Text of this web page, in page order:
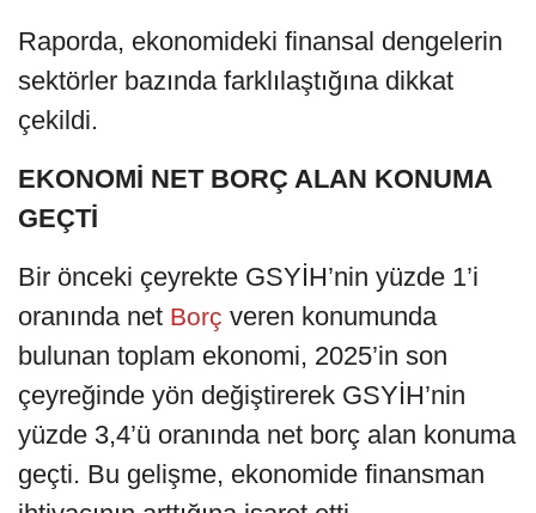
Raporda, ekonomideki finansal dengelerin
sektörler bazında farklılaştığına dikkat
çekildi.
EKONOMİ NET BORÇ ALAN KONUMA
GEÇTİ
Bir önceki çeyrekte GSYİH’nin yüzde 1’i
oranında net Borç veren konumunda
bulunan toplam ekonomi, 2025’in son
çeyreğinde yön değiştirerek GSYİH’nin
yüzde 3,4’ü oranında net borç alan konuma
geçti. Bu gelişme, ekonomide finansman